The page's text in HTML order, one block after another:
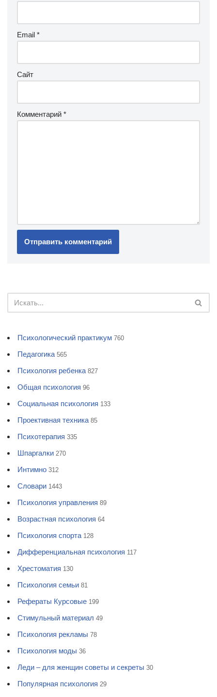
Email *
Сайт
Комментарий *
Психологический практикум 760
Педагогика 565
Психология ребенка 827
Общая психология 96
Социальная психология 133
Проективная техника 85
Психотерапия 335
Шпаргалки 270
Интимно 312
Словари 1443
Психология управления 89
Возрастная психология 64
Психология спорта 128
Дифференциальная психология 117
Хрестоматия 130
Психология семьи 81
Рефераты Курсовые 199
Стимульный материал 49
Психология рекламы 78
Психология моды 36
Леди – для женщин советы и секреты 30
Популярная психология 29